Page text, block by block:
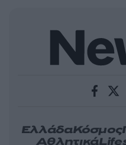
ΕλλάδαΚόσμος
Αθλητικά